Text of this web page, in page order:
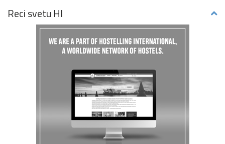
Reci svetu HI